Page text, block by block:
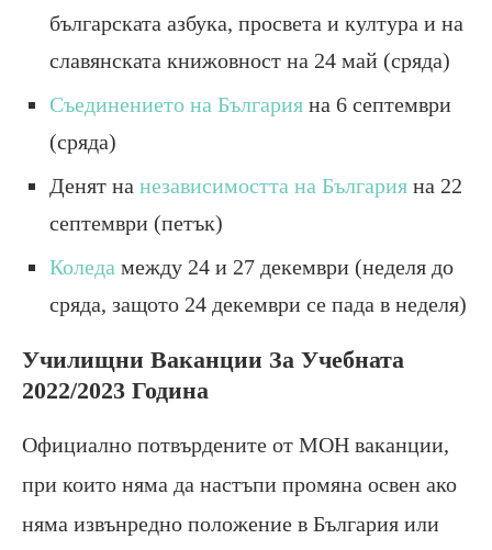
българската азбука, просвета и култура и на
славянската книжовност на 24 май (сряда)
Съединението на България на 6 септември
(сряда)
Денят на независимостта на България на 22
септември (петък)
Коледа между 24 и 27 декември (неделя до
сряда, защото 24 декември се пада в неделя)
Училищни Ваканции За Учебната
2022/2023 Година
Официално потвърдените от МОН ваканции,
при които няма да настъпи промяна освен ако
няма извънредно положение в България или